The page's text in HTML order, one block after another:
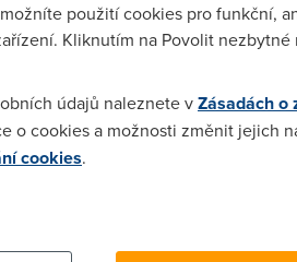
je zvýšená rychlost....
použití cookies pro funkční,
Kliknutím na Povolit
údajů naleznete vZásadách o
o cookies a možnosti změnit jejich
cookies.